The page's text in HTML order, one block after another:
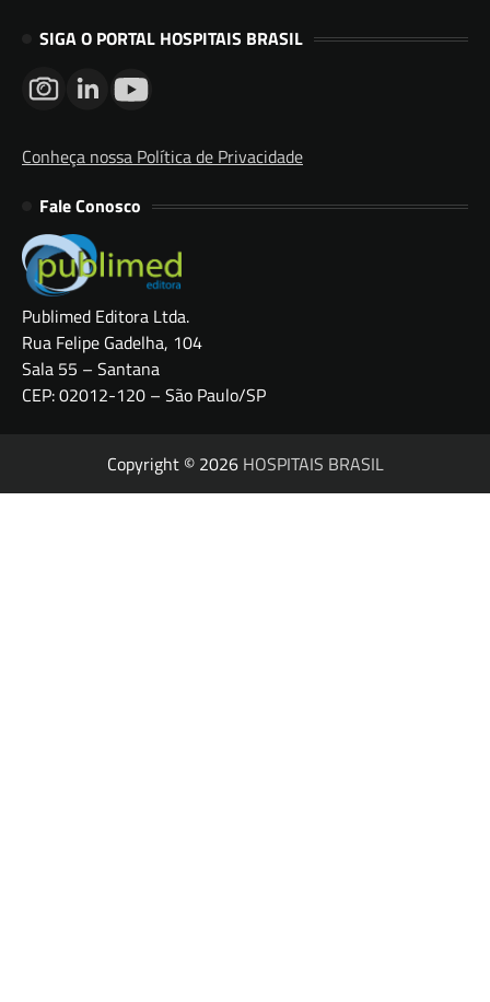
SIGA O PORTAL HOSPITAIS BRASIL
Conheça nossa Política de Privacidade
Fale Conosco
Publimed Editora Ltda.
Rua Felipe Gadelha, 104
Sala 55 – Santana
CEP: 02012-120 – São Paulo/SP
Copyright © 2026 HOSPITAIS BRASIL